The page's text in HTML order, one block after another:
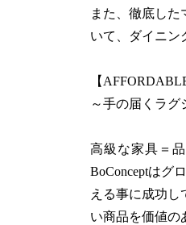
また、徹底し
いて、ダイニン
【
～手の届くラグ
高級な家具＝
BoConceptはグ
える事に成功
い商品を価値の